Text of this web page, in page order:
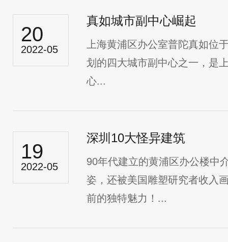
20
2022-05
真如城市副中心崛起
上海黄浦区办公室普陀真如位
划的四大城市副中心之一，是
心...
19
2022-05
深圳10大怪异建筑
90年代建立的黄浦区办公楼中
姿，还被美国雕塑研究者收入
前的独特魅力！...